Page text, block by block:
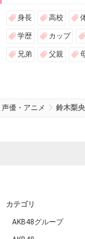
身長 高校
学歴 カップ
兄弟 父親
声優・アニメ 鈴木梨
カテゴリ
AKB48グループ